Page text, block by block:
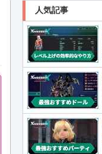
人気記事